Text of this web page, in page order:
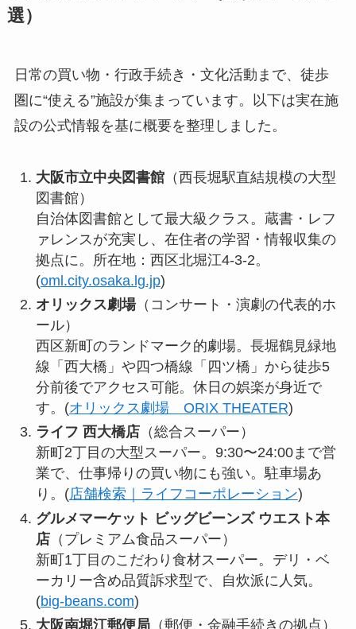
選）
日常の買い物・行政手続き・文化活動まで、徒歩
圏に“使える”施設が集まっています。以下は実在施
設の公式情報を基に概要を整理しました。
大阪市立中央図書館（西長堀駅直結規模の大型
図書館）
自治体図書館として最大級クラス。蔵書・レフ
ァレンスが充実し、在住者の学習・情報収集の
拠点に。所在地：西区北堀江4-3-2。
(oml.city.osaka.lg.jp)
オリックス劇場（コンサート・演劇の代表的ホ
ール）
西区新町のランドマーク的劇場。長堀鶴見緑地
線「西大橋」や四つ橋線「四ツ橋」から徒歩5
分前後でアクセス可能。休日の娯楽が身近で
す。(オリックス劇場 ORIX THEATER)
ライフ 西大橋店（総合スーパー）
新町2丁目の大型スーパー。9:30〜24:00まで営
業で、仕事帰りの買い物にも強い。駐車場あ
り。(店舗検索｜ライフコーポレーション)
グルメマーケット ビッグビーンズ ウエスト本
店（プレミアム食品スーパー）
新町1丁目のこだわり食材スーパー。デリ・ベ
ーカリー含め品質訴求型で、自炊派に人気。
(big-beans.com)
大阪南堀江郵便局（郵便・金融手続きの拠点）